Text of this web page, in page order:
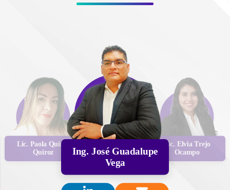
Lic. Paola Quiroz
Quiroz
Ing. José Guadalupe
Vega
Lic. Elvia Trejo
Ocampo